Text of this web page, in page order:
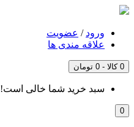
ورود / عضویت
علاقه مندی ها
0 کالا - 0 تومان
سبد خرید شما خالی است!
0